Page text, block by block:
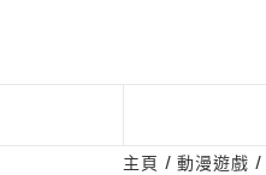
主頁 動漫遊戲